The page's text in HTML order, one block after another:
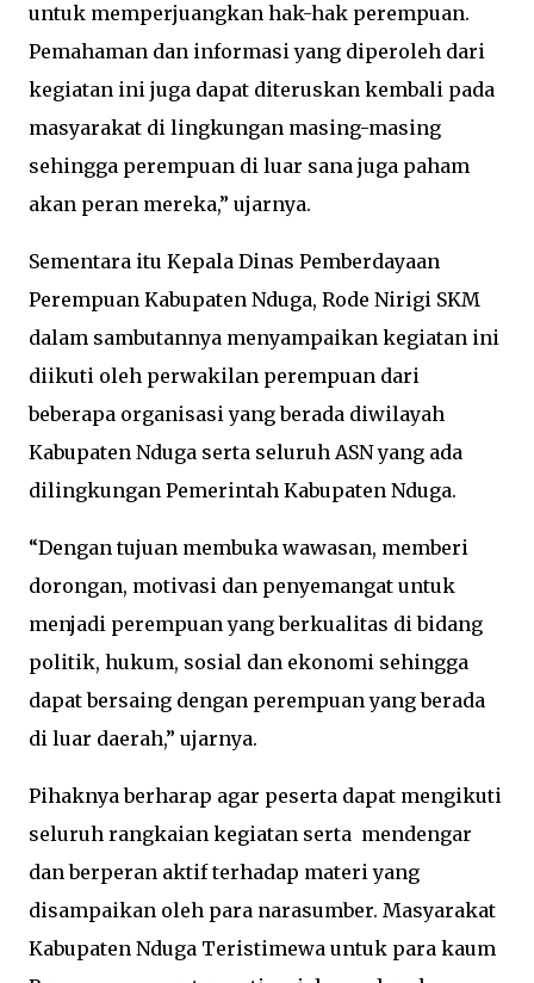
untuk memperjuangkan hak-hak perempuan.
Pemahaman dan informasi yang diperoleh dari
kegiatan ini juga dapat diteruskan kembali pada
masyarakat di lingkungan masing-masing
sehingga perempuan di luar sana juga paham
akan peran mereka,” ujarnya.
Sementara itu Kepala Dinas Pemberdayaan
Perempuan Kabupaten Nduga, Rode Nirigi SKM
dalam sambutannya menyampaikan kegiatan ini
diikuti oleh perwakilan perempuan dari
beberapa organisasi yang berada diwilayah
Kabupaten Nduga serta seluruh ASN yang ada
dilingkungan Pemerintah Kabupaten Nduga.
“Dengan tujuan membuka wawasan, memberi
dorongan, motivasi dan penyemangat untuk
menjadi perempuan yang berkualitas di bidang
politik, hukum, sosial dan ekonomi sehingga
dapat bersaing dengan perempuan yang berada
di luar daerah,” ujarnya.
Pihaknya berharap agar peserta dapat mengikuti
seluruh rangkaian kegiatan serta mendengar
dan berperan aktif terhadap materi yang
disampaikan oleh para narasumber. Masyarakat
Kabupaten Nduga Teristimewa untuk para kaum